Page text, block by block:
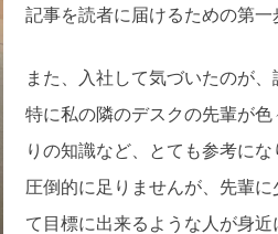
記事を読者に届けるための第一
また、入社して気づいたのが
特に私の隣のデスクの先輩が
りの知識など、とても参考に
圧倒的に足りませんが、先輩
て目標に出来るような人が身